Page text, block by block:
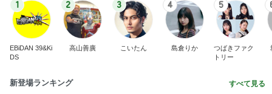
1
EBiDAN 39&Ki
DS
2
高山善廣
3
こいたん
4
島倉りか
5
つばきファク
トリー
新登場ランキング すべて見る